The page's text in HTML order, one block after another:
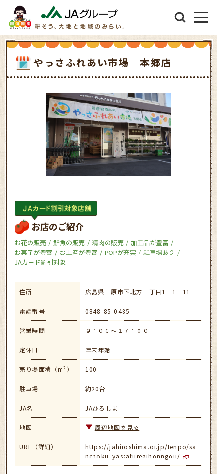
やっさふれあい市場 本郷店
お店のご紹介
お花の販売 鮮魚の販売 精肉の販売
加工品が豊富
お菓子が豊富
お土産が豊富 POPが充実
駐車場あり
JAカード割引対象
住所 広島県三原市下北方一丁目1－1－11
電話番号 0848-85-0485
営業時間 ９：００～１７：００
定休日 年末年始
売り場面積（m²） 100
駐車場 約20台
JA名 JAひろしま
地図 周辺地図を見る
URL（詳細）
https://jahiroshima.or.jp/tenpo/sa
nchoku_yassafureaihonngou/